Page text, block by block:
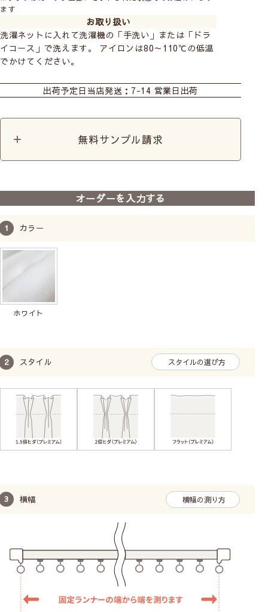
ます
お取り扱い
洗濯ネットに入れて洗濯機の「手洗い」または「ドラ
イコース」で洗えます。 アイロンは80～110℃の低温
でかけてください。
出荷予定日 当店発送：7-14 営業日出荷
無料サンプル請求
オーダーを入力する
カラー
ホワイト
スタイル スタイルの選び方
横幅 横幅の測り方